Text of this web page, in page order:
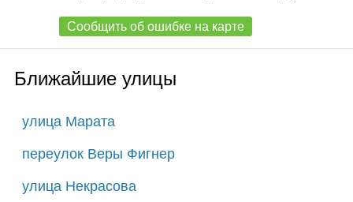
Сообщить об ошибке на карте
Ближайшие улицы
улица Марата
переулок Веры Фигнер
улица Некрасова